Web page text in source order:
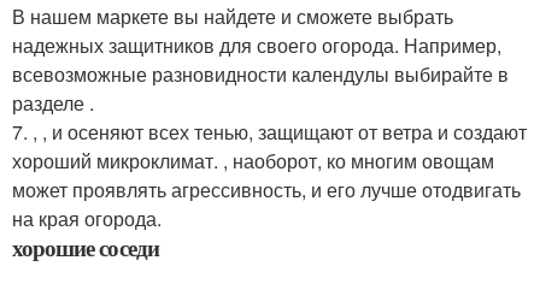
В нашем маркете вы найдете и сможете выбрать
надежных защитников для своего огорода. Например,
всевозможные разновидности календулы выбирайте в
разделе .
7. , , и осеняют всех тенью, защищают от ветра и создают
хороший микроклимат. , наоборот, ко многим овощам
может проявлять агрессивность, и его лучше отодвигать
на края огорода.
хорошие соседи